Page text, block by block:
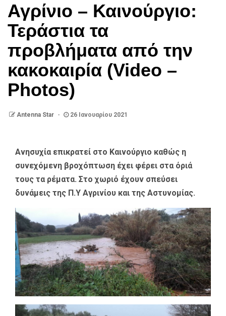
Αγρίνιο – Καινούργιο:
Τεράστια τα
προβλήματα από την
κακοκαιρία (Video –
Photos)
Antenna Star 26 Ιανουαρίου 2021
Ανησυχία επικρατεί στο Καινούργιο καθώς η
συνεχόμενη βροχόπτωση έχει φέρει στα όριά
τους τα ρέματα. Στο χωριό έχουν σπεύσει
δυνάμεις της Π.Υ Αγρινίου και της Αστυνομίας.